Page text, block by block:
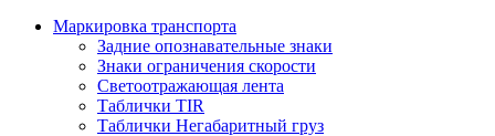
Маркировка транспорта
Задние опознавательные знаки
Знаки ограничения скорости
Светоотражающая лента
Таблички TIR
Таблички Негабаритный груз